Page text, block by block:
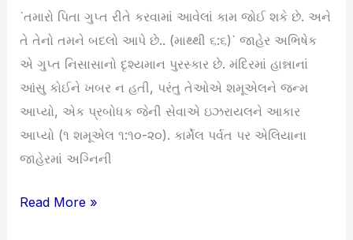
`તમારો પિતા ગુપ્ત રીતે કરવામાં આવેલાં કામ જોઈ શકે છે. અને
તે તેનો તમને બદલો આપે છે.. (માથ્થી ૬:૬)` જાહેર અભિષેક
એ ગુપ્ત નિસાસાનો દૃશ્યમાન પુરસ્કાર છે. મંદિરમાં હાન્નાનાં
આંસુ કોઈને ખબર ન હતી, પરંતુ તેઓએ શમૂએલને જન્મ
આપ્યો, એક પ્રબોધક જેની સેવાએ ઇઝરાયલને આકાર
આપ્યો (૧ શમૂએલ ૧:૧૦-૨૦). કાર્મેલ પર્વત પર એલિયાના
જાહેરમાં અગ્નિની
Read More »